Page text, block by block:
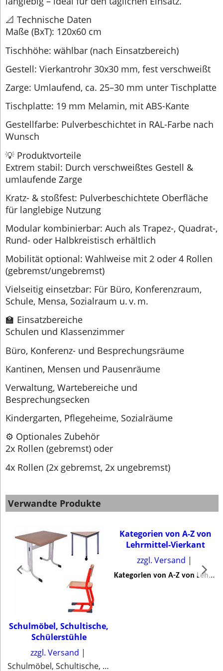
📐 Technische Daten
Maße (BxT): 120x60 cm
Tischhöhe: wählbar (nach Einsatzbereich)
Gestell: Vierkantrohr 30x30 mm, fest verschweißt
Zarge: Umlaufend, ca. 25–30 mm unter Tischplatte
Tischplatte: 19 mm Melamin, mit ABS-Kante
Gestellfarbe: Pulverbeschichtet in RAL-Farbe nach
Wunsch
💡 Produktvorteile
Extrem stabil: Durch verschweißtes Gestell &
umlaufende Zarge
Kratz- & stoßfest: Pulverbeschichtete Oberfläche
für langlebige Nutzung
Modular kombinierbar: Auch als Trapez-, Quadrat-,
Rund- oder Halbkreistisch erhältlich
Mobilität optional: Wahlweise mit 2 oder 4 Rollen
(gebremst/ungebremst)
Vielseitig einsetzbar: Für Büro, Konferenzraum,
Schule, Mensa, Sozialraum u. v. m.
🏫 Einsatzbereiche
Schulen und Klassenzimmer
Büro, Konferenz- und Besprechungsräume
Kantinen, Mensen und Pausenräume
Verwaltung, Wartebereiche und
Besprechungsecken
Kindergarten, Pflegeheime, Sozialräume
⚙️ Optionales Zubehör
2x Rollen (gebremst) oder
4x Rollen (2x gebremst, 2x ungebremst)
Verwandte Produkte
Schulmöbel, Schultische,
Schülerstühle
zzgl. Versand
Schulmöbel, Schultische, Schülerstühle
Kategorien von A-Z von
Lehrmittel-Vierkant
zzgl. Versand
K
ategorien von A-Z von Lehrmittel-Vierkant